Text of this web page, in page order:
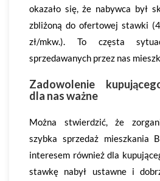
okazało się, że nabywca był
zbliżoną do ofertowej stawki
zł/mkw.). To częsta
sprzedawanych przez nas
Zadowolenie
dla nas ważne
Można stwierdzić, że
szybka sprzedaż mieszkania
interesem również dla
stawkę nabył ustawne i